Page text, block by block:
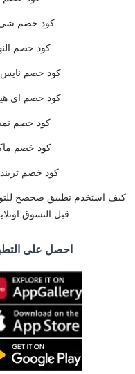
كود خصم
كود خصم
كود خصم
كود خصم اي
كود خصم
كود خصم
كود خصم
كيف استخدم تطبيق صحصح
قبل التسوق
احصل على